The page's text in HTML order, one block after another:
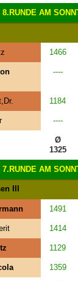
8.RUNDE AM
1466
----
1184
----
Ø
1325
7.RUNDE AM
III
1491
1414
1129
1359